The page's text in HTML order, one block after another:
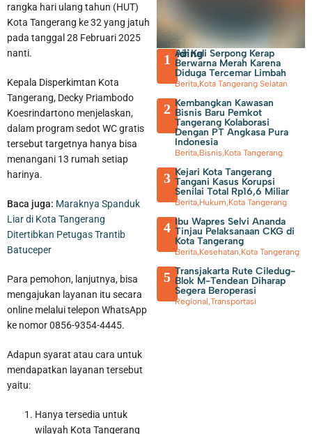
Sambut Kemerdekaan, Walikota Tangerang Beserta Jajaran
Bersih-Bersih Lingkungan
rangka hari ulang tahun (HUT)
Kota Tangerang ke 32 yang jatuh
pada tanggal 28 Februari 2025
nanti.
Kepala Disperkimtan Kota
Tangerang, Decky Priambodo
Koesrindartono menjelaskan,
dalam program sedot WC gratis
tersebut targetnya hanya bisa
menangani 13 rumah setiap
harinya.
Baca juga: Maraknya Spanduk
Liar di Kota Tangerang
Ditertibkan Petugas Trantib
Batuceper
Para pemohon, lanjutnya, bisa
mengajukan layanan itu secara
online melalui telepon WhatsApp
ke nomor 0856-9354-4445.
Adapun syarat atau cara untuk
mendapatkan layanan tersebut
yaitu:
Hanya tersedia untuk
wilayah Kota Tangerang
Trending
1 Air Kali Serpong Kerap
Berwarna Merah Karena
Diduga Tercemar Limbah
Berita,Kota Tangerang Selatan
2 Kembangkan Kawasan
Bisnis Baru Pemkot
Tangerang Kolaborasi
Dengan PT Angkasa Pura
Indonesia
Berita,Bisnis,Kota Tangerang
3 Kejari Kota Tangerang
Tangani Kasus Korupsi
Senilai Total Rp16,6 Miliar
Berita,Hukum,Kota Tangerang
4 Ibu Wapres Selvi Ananda
Tinjau Pelaksanaan CKG di
Kota Tangerang
Berita,Kesehatan,Kota Tangerang
5 Transjakarta Rute Ciledug-
Blok M-Tendean Diharap
Segera Beroperasi
Regional,Transportasi